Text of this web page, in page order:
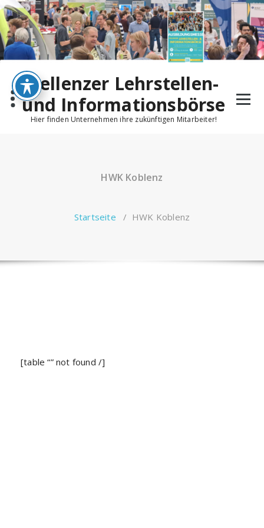
Pellenzer Lehrstellen-
und Informationsbörse
Hier finden Unternehmen ihre zukünftigen Mitarbeiter!
HWK Koblenz
Startseite / HWK Koblenz
[table “” not found /]